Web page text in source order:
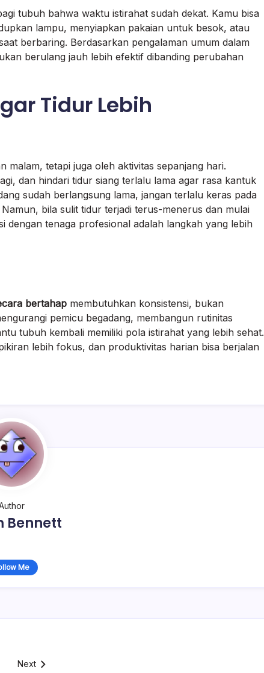
tubuh bahwa waktu istirahat sudah dekat. Kamu bisa
lampu, menyiapkan pakaian untuk besok, atau
berbaring. Berdasarkan pengalaman umum dalam
berulang jauh lebih efektif dibanding perubahan
Tidur Lebih
malam, tetapi juga oleh aktivitas sepanjang hari.
dan hindari tidur siang terlalu lama agar rasa kantuk
sudah berlangsung lama, jangan terlalu keras pada
bila sulit tidur terjadi terus-menerus dan mulai
dengan tenaga profesional adalah langkah yang lebih
bertahap membutuhkan konsistensi, bukan
pemicu begadang, membangun rutinitas
tubuh kembali memiliki pola istirahat yang lebih sehat.
lebih fokus, dan produktivitas harian bisa berjalan
Bennett
Me
Next